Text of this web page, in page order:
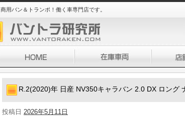
商用バン＆トランポ！働く車専門店です。
R.2(2020)年 日産 NV350キャラバン 2.0 DX ロング
投稿日 2026年5月11日